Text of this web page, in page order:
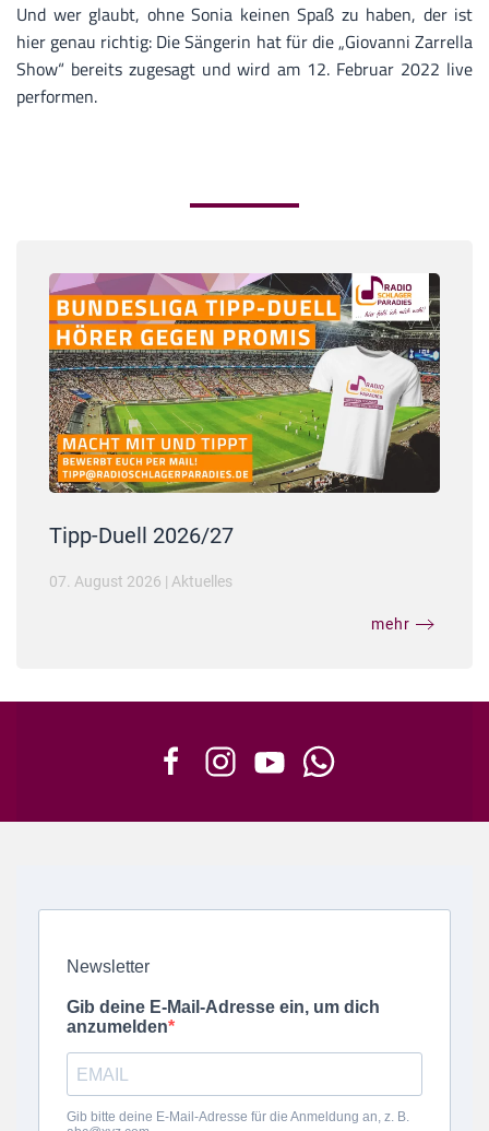
Und wer glaubt, ohne Sonia keinen Spaß zu haben, der ist
hier genau richtig: Die Sängerin hat für die „Giovanni Zarrella
Show“ bereits zugesagt und wird am 12. Februar 2022 live
performen.
Tipp-Duell 2026/27
07. August 2026 | Aktuelles
mehr